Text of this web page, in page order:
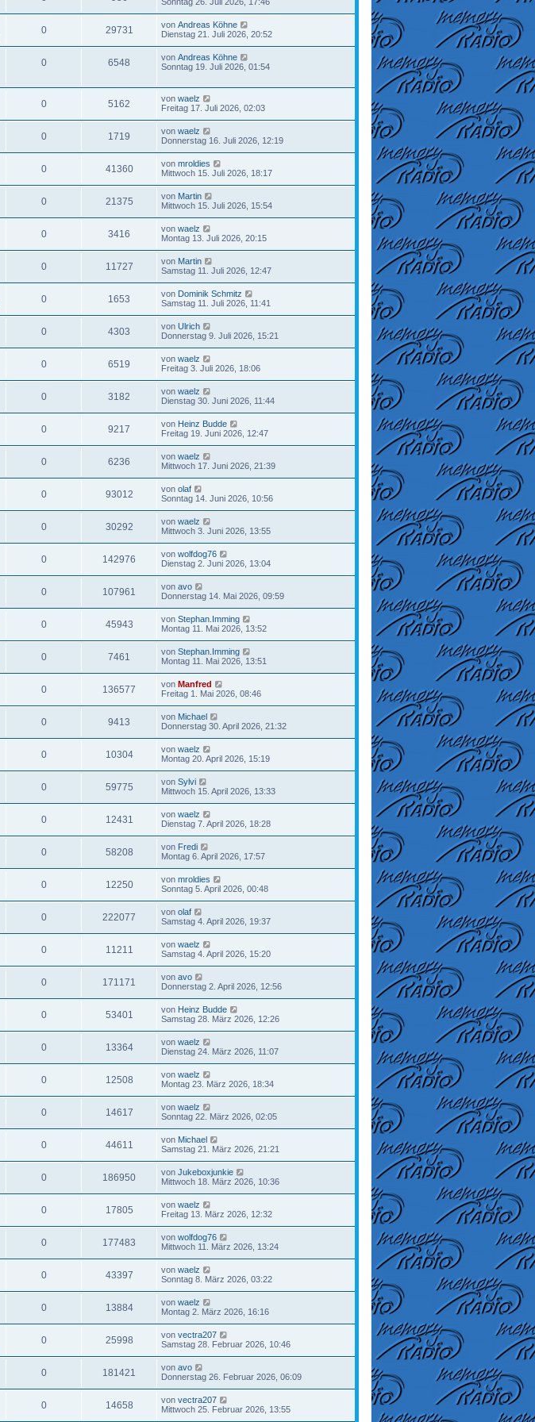
0 29731 von Andreas Köhne
Dienstag 21. Juli 2026, 20:52
0 6548 von Andreas Köhne
Sonntag 19. Juli 2026, 01:54
0 5162 von waelz
Freitag 17. Juli 2026, 02:03
0 1719 von waelz
Donnerstag 16. Juli 2026, 12:19
0 41360 von mroldies
Mittwoch 15. Juli 2026, 18:17
0 21375 von Martin
Mittwoch 15. Juli 2026, 15:54
0 3416 von waelz
Montag 13. Juli 2026, 20:15
0 11727 von Martin
Samstag 11. Juli 2026, 12:47
0 1653 von Dominik Schmitz
Samstag 11. Juli 2026, 11:41
0 4303 von Ulrich
Donnerstag 9. Juli 2026, 15:21
0 6519 von waelz
Freitag 3. Juli 2026, 18:06
0 3182 von waelz
Dienstag 30. Juni 2026, 11:44
0 9217 von Heinz Budde
Freitag 19. Juni 2026, 12:47
0 6236 von waelz
Mittwoch 17. Juni 2026, 21:39
0 93012 von olaf
Sonntag 14. Juni 2026, 10:56
0 30292 von waelz
Mittwoch 3. Juni 2026, 13:55
0 142976 von wolfdog76
Dienstag 2. Juni 2026, 13:04
0 107961 von avo
Donnerstag 14. Mai 2026, 09:59
0 45943 von Stephan.Imming
Montag 11. Mai 2026, 13:52
0 7461 von Stephan.Imming
Montag 11. Mai 2026, 13:51
0 136577 von Manfred
Freitag 1. Mai 2026, 08:46
0 9413 von Michael
Donnerstag 30. April 2026, 21:32
0 10304 von waelz
Montag 20. April 2026, 15:19
0 59775 von Sylvi
Mittwoch 15. April 2026, 13:33
0 12431 von waelz
Dienstag 7. April 2026, 18:28
0 58208 von Fredi
Montag 6. April 2026, 17:57
0 12250 von mroldies
Sonntag 5. April 2026, 00:48
0 222077 von olaf
Samstag 4. April 2026, 19:37
0 11211 von waelz
Samstag 4. April 2026, 15:20
0 171171 von avo
Donnerstag 2. April 2026, 12:56
0 53401 von Heinz Budde
Samstag 28. März 2026, 12:26
0 13364 von waelz
Dienstag 24. März 2026, 11:07
0 12508 von waelz
Montag 23. März 2026, 18:34
0 14617 von waelz
Sonntag 22. März 2026, 02:05
0 44611 von Michael
Samstag 21. März 2026, 21:21
0 186950 von Jukeboxjunkie
Mittwoch 18. März 2026, 10:36
0 17805 von waelz
Freitag 13. März 2026, 12:32
0 177483 von wolfdog76
Mittwoch 11. März 2026, 13:24
0 43397 von waelz
Sonntag 8. März 2026, 03:22
0 13884 von waelz
Montag 2. März 2026, 16:16
0 25998 von vectra207
Samstag 28. Februar 2026, 10:46
0 181421 von avo
Donnerstag 26. Februar 2026, 06:09
0 14658 von vectra207
Mittwoch 25. Februar 2026, 13:55